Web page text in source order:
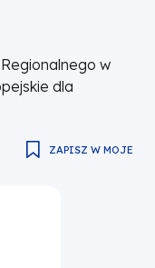
w
dla
ZAPISZ W MOJE